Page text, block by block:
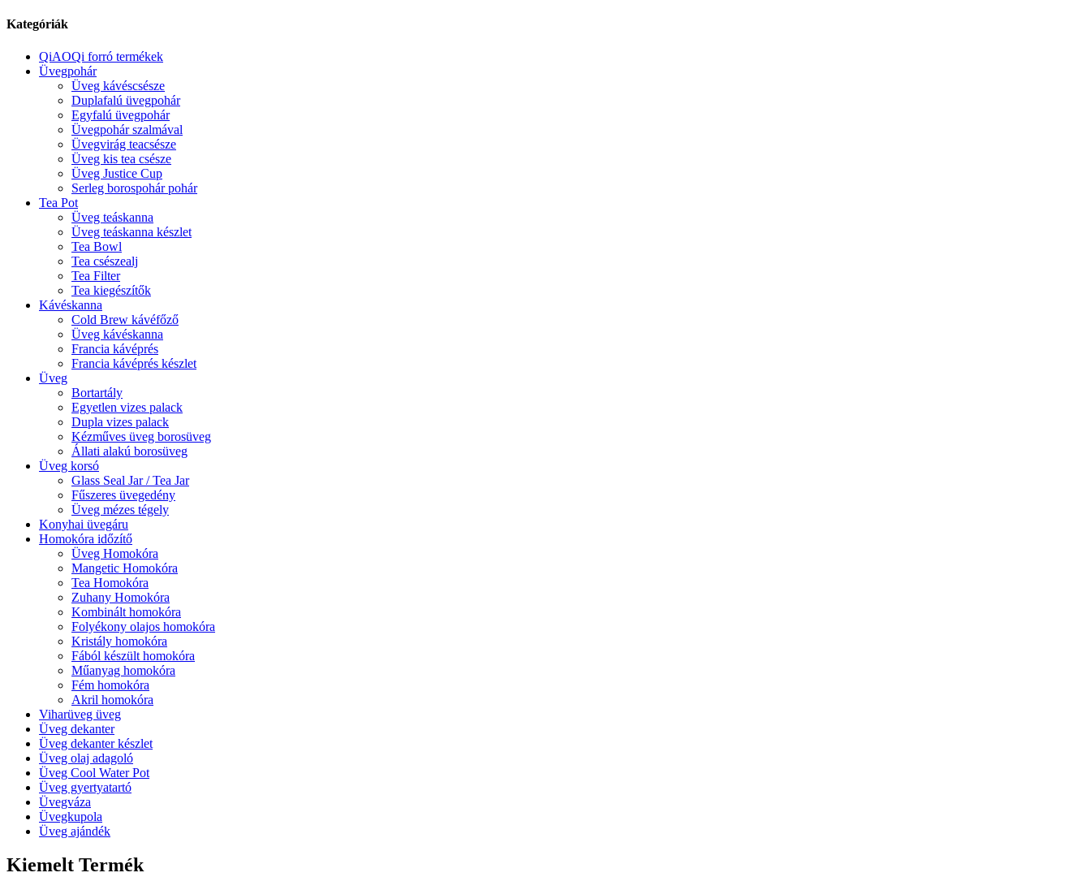
Kategóriák
QiAOQi forró termékek
Üvegpohár
Üveg kávéscsésze
Duplafalú üvegpohár
Egyfalú üvegpohár
Üvegpohár szalmával
Üvegvirág teacsésze
Üveg kis tea csésze
Üveg Justice Cup
Serleg borospohár pohár
Tea Pot
Üveg teáskanna
Üveg teáskanna készlet
Tea Bowl
Tea csészealj
Tea Filter
Tea kiegészítők
Kávéskanna
Cold Brew kávéfőző
Üveg kávéskanna
Francia kávéprés
Francia kávéprés készlet
Üveg
Bortartály
Egyetlen vizes palack
Dupla vizes palack
Kézműves üveg borosüveg
Állati alakú borosüveg
Üveg korsó
Glass Seal Jar / Tea Jar
Fűszeres üvegedény
Üveg mézes tégely
Konyhai üvegáru
Homokóra időzítő
Üveg Homokóra
Mangetic Homokóra
Tea Homokóra
Zuhany Homokóra
Kombinált homokóra
Folyékony olajos homokóra
Kristály homokóra
Fából készült homokóra
Műanyag homokóra
Fém homokóra
Akril homokóra
Viharüveg üveg
Üveg dekanter
Üveg dekanter készlet
Üveg olaj adagoló
Üveg Cool Water Pot
Üveg gyertyatartó
Üvegváza
Üvegkupola
Üveg ajándék
Kiemelt Termék